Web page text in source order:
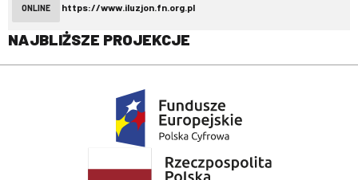
ONLINE https://www.iluzjon.fn.org.pl
NAJBLIŻSZE PROJEKCJE